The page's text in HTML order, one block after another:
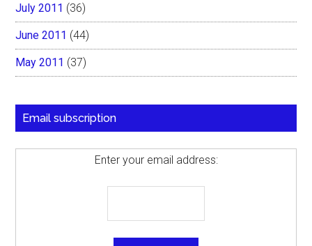
July 2011 (36)
June 2011 (44)
May 2011 (37)
Email subscription
Enter your email address: